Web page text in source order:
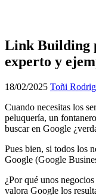
Link Building
experto y
18/02/2025 Toñi
Cuando necesitas los
peluquería, un
buscar en Google
Pues bien, si todos los
Google (Google
¿Por qué unos
valora Google los